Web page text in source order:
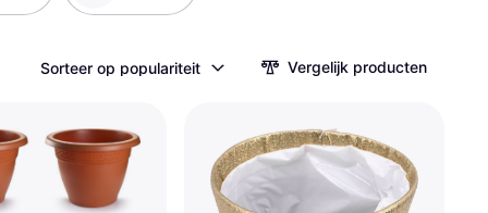
Sorteer op populariteit Vergelijk producten